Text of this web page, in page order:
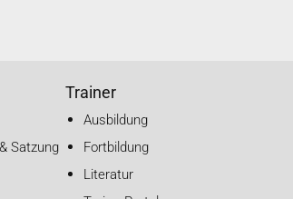
Satzung
Trainer
Ausbildung
Fortbildung
Literatur